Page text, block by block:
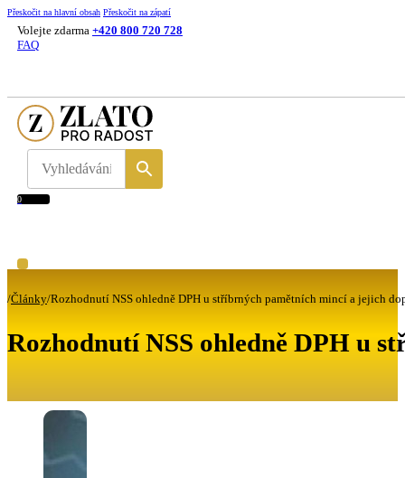
Přeskočit na hlavní obsah Přeskočit na zápatí
Volejte zdarma +420 800 720 728
FAQ
0
/Články/Rozhodnutí NSS ohledně DPH u stříbrných pamětních mincí a jejich
Rozhodnutí NSS ohledně DPH u